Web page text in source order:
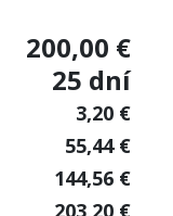
200,00 €
25 dní
3,20 €
55,44 €
144,56 €
203,20 €